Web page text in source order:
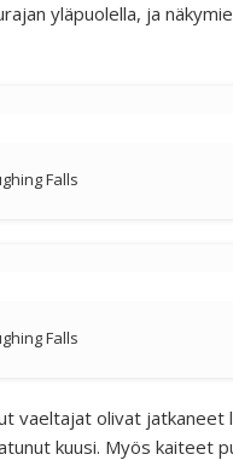
yläpuolella, ja
Falls
Falls
vaeltajat olivat jatkaneet
kuusi. Myös kaiteet